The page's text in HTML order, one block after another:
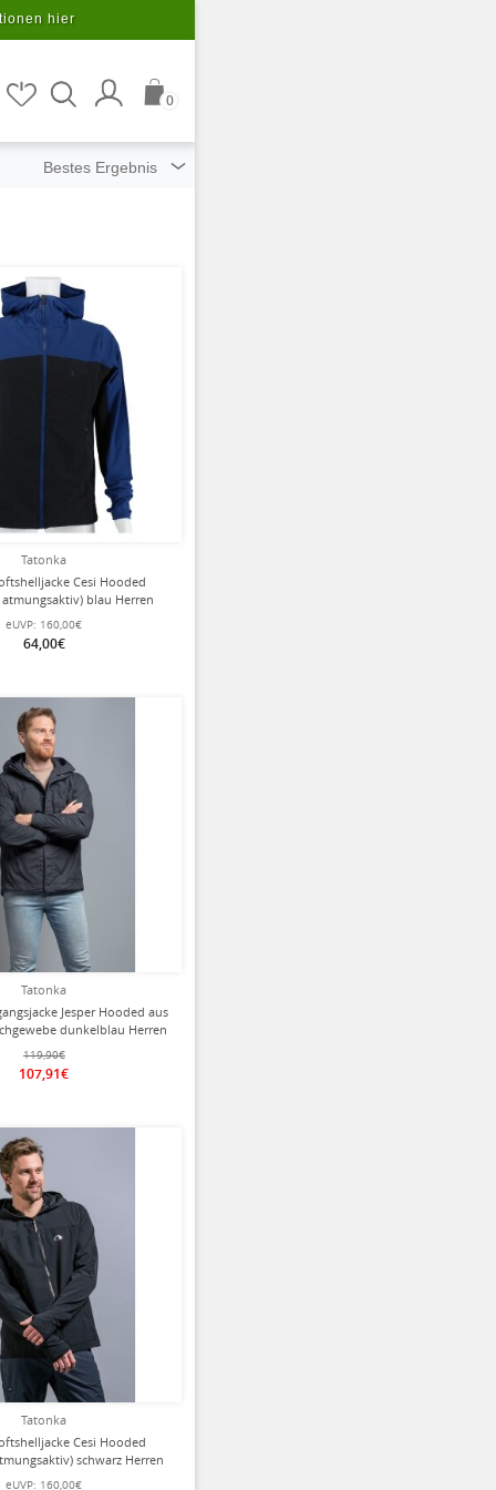
hier
0
Tatonka
Cesi Hooded
blau Herren
eUVP: 160,00€
64,00€
Tatonka
Jesper Hooded aus
dunkelblau Herren
119,90€
107,91€
Tatonka
Cesi Hooded
schwarz Herren
eUVP: 160,00€